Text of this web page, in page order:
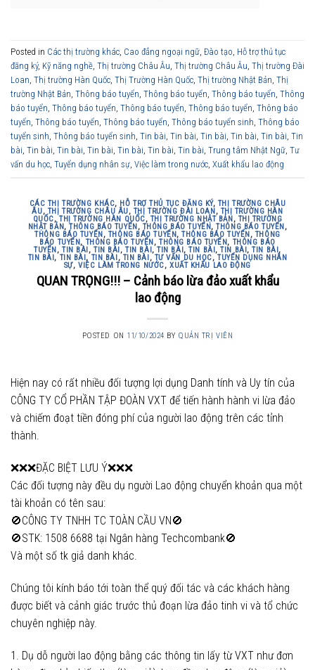
Posted in Các thị trường khác, Cao đẳng ngoại ngữ, Đào tạo, Hỗ trợ thủ tục
đăng ký, Kỹ năng nghề, Thị trường Châu Âu, Thị trường Châu Âu, Thị trường Đài
Loan, Thị trường Hàn Quốc, Thị Trường Hàn Quốc, Thị trường Nhật Bản, Thị
trường Nhật Bản, Thông báo tuyển, Thông báo tuyển, Thông báo tuyển, Thông
báo tuyển, Thông báo tuyển, Thông báo tuyển, Thông báo tuyển, Thông báo
tuyển, Thông báo tuyển, Thông báo tuyển, Thông báo tuyển sinh, Thông báo
tuyển sinh, Thông báo tuyển sinh, Tin bài, Tin bài, Tin bài, Tin bài, Tin bài, Tin
bài, Tin bài, Tin bài, Tin bài, Tin bài, Tin bài, Tin bài, Trung tâm Nhật Ngữ, Tư
vấn du học, Tuyển dụng nhân sự, Việc làm trong nước, Xuất khẩu lao động
CÁC THỊ TRƯỜNG KHÁC, HỖ TRỢ THỦ TỤC ĐĂNG KÝ, THỊ TRƯỜNG CHÂU
ÂU,THỊ TRƯỜNG CHÂU ÂU, THỊ TRƯỜNG ĐÀI LOAN, THỊ TRƯỜNG HÀN
QUỐC,THỊ TRƯỜNG HÀN QUỐC, THỊ TRƯỜNG NHẬT BẢN, THỊ TRƯỜNG
NHẬT BẢN,THÔNG BÁO TUYỂN, THÔNG BÁO TUYỂN,THÔNG BÁO TUYỂN,
THÔNG BÁO TUYỂN, THÔNG BÁO TUYỂN,THÔNG BÁO TUYỂN, THÔNG
BÁO TUYỂN, THÔNG BÁO TUYỂN,THÔNG BÁO TUYỂN, THÔNG BÁO
TUYỂN,TIN BÀI,TIN BÀI,TIN BÀI,TIN BÀI,TIN BÀI,TIN BÀI,TIN BÀI,
TIN BÀI, TIN BÀI, TIN BÀI, TIN BÀI, TƯ VẤN DU HỌC,TUYỂN DỤNG NHÂN
SỰ,VIỆC LÀM TRONG NƯỚC, XUẤT KHẨU LAO ĐỘNG
QUAN TRỌNG!!! – Cảnh báo lừa đảo xuất khẩu
lao động
POSTED ON 11/10/2024 BY QUẢN TRỊ VIÊN
Hiện nay có rất nhiều đối tượng lợi dụng Danh tính và Uy tín của
CÔNG TY CỔ PHẦN TẬP ĐOÀN VXT để tiến hành hành vi lừa đảo
và chiếm đoạt tiền đóng phí của người lao động trên các tỉnh
thành.
❌❌❌ĐẶC BIỆT LƯU Ý❌❌❌
Các đối tượng này đều dụ người Lao động chuyển khoản qua một
tài khoản có tên sau:
🚫CÔNG TY TNHH TC TOÀN CẦU VN🚫
🚫STK: 1508 6688 tại Ngân hàng Techcombank🚫
Và một số tk giả danh khác.
Chúng tôi kính báo tới toàn thể quý đối tác và các khách hàng
được biết và cảnh giác trước thủ đoạn lừa đảo tinh vi và tổ chức
chuyên nghiệp này.
1. Dụ dỗ người lao động bằng các thông tin lấy từ VXT như đơn